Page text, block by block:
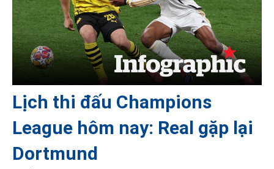
Lịch thi đấu Champions
League hôm nay: Real gặp lại
Dortmund